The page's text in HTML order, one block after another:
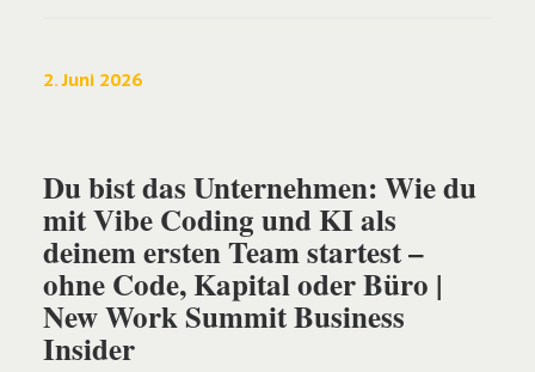
2. Juni 2026
Du bist das Unternehmen: Wie du
mit Vibe Coding und KI als
deinem ersten Team startest –
ohne Code, Kapital oder Büro |
New Work Summit Business
Insider